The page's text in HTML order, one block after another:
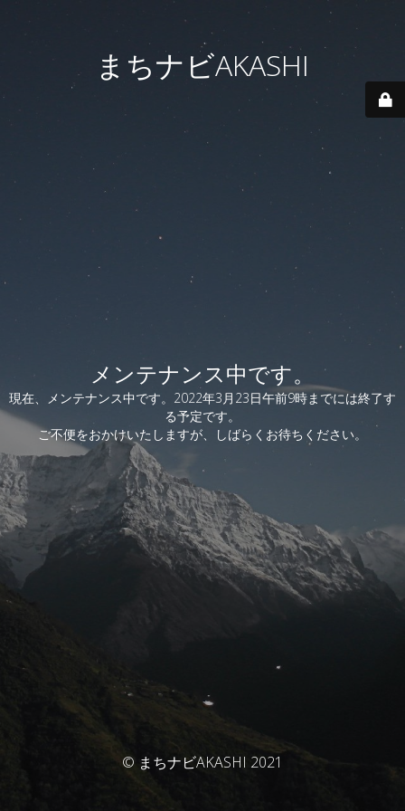
まちナビAKASHI
メンテナンス中です。
現在、メンテナンス中です。2022年3月23日午前9時までには終了す
る予定です。
ご不便をおかけいたしますが、しばらくお待ちください。
© まちナビAKASHI 2021